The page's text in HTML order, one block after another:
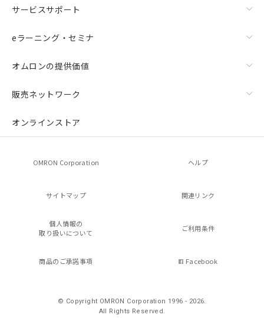
サービスサポート
eラーニング・セミナ
オムロンの提供価値
販売ネットワーク
オンラインストア
OMRON Corporation ヘルプ
サイトマップ 関連リンク
個人情報の
取り扱いについて
ご利用条件
商品のご承諾事項 Facebook
© Copyright OMRON Corporation 1996 - 2026.
All Rights Reserved.